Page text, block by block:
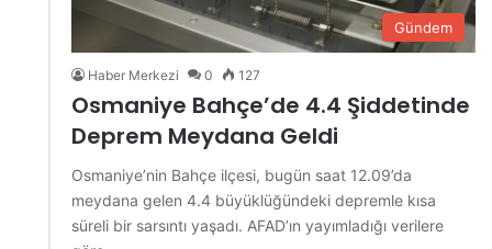
Gündem
Haber Merkezi 0 127
Osmaniye Bahçe’de 4.4 Şiddetinde
Deprem Meydana Geldi
Osmaniye’nin Bahçe ilçesi, bugün saat 12.09’da
meydana gelen 4.4 büyüklüğündeki depremle kısa
süreli bir sarsıntı yaşadı. AFAD’ın yayımladığı verilere